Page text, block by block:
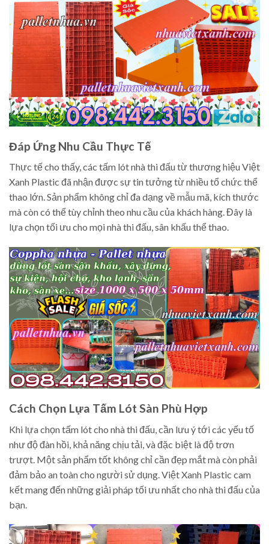
Đáp Ứng Nhu Cầu Thực Tế
Thực tế cho thấy, các tấm lót nhà thi đấu từ thương hiệu Việt
Xanh Plastic đã nhận được sự tin tưởng từ nhiều tổ chức thể
thao lớn. Sản phẩm không chỉ đa dạng về mẫu mã, kích thước
mà còn có thể tùy chỉnh theo nhu cầu của khách hàng. Đây là
lựa chọn tối ưu cho mọi nhà thi đấu, sân khấu thể thao.
Cách Chọn Lựa Tấm Lót Sàn Phù Hợp
Khi lựa chọn tấm lót cho nhà thi đấu, cần lưu ý tới các yếu tố
như độ đàn hồi, khả năng chịu tải, và đặc biệt là độ trơn
trượt. Một sản phẩm tốt không chỉ cần đẹp mắt mà còn phải
đảm bảo an toàn cho người sử dụng. Việt Xanh Plastic cam
kết mang đến những giải pháp tối ưu nhất cho nhà thi đấu của
bạn.